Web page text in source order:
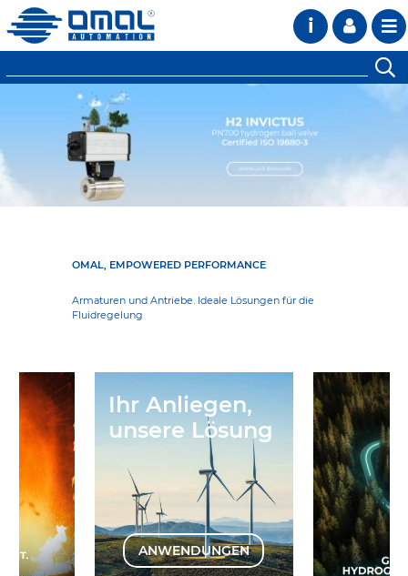
i
OMAL, EMPOWERED PERFORMANCE
Armaturen und Antriebe. Ideale Lösungen für die
Fluidregelung
Ihr Anliegen,
unsere Lösung
ANWENDUNGEN